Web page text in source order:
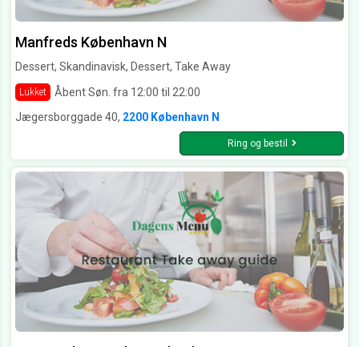
Manfreds København N
Dessert, Skandinavisk, Dessert, Take Away
Lukket
Åbent Søn. fra 12:00 til 22:00
Jægersborggade 40, 2200 København N
Ring og bestil